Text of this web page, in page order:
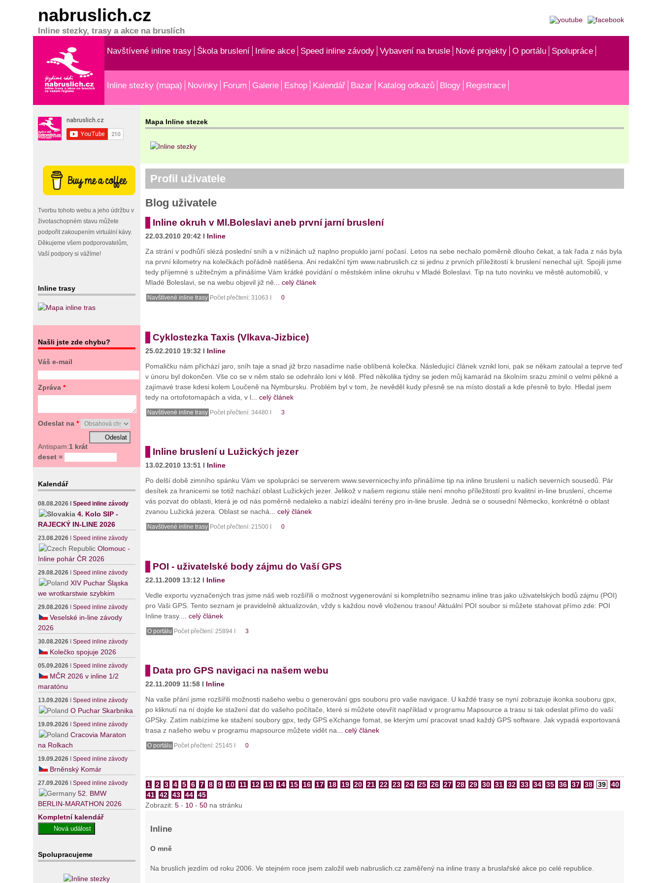
nabruslich.cz
Inline stezky, trasy a akce na bruslích
Navštívené inline trasy Škola bruslení Inline akce Speed inline závody Vybavení na brusle Nové projekty O portálu Spolupráce
Inline stezky (mapa) Novinky Forum Galerie Eshop Kalendář Bazar Katalog odkazů Blogy Registrace
Tvorbu tohoto webu a jeho údržbu v
životaschopném stavu můžete
podpořit zakoupením virtuální kávy.
Děkujeme všem podporovatelům,
Vaší podpory si vážíme!
Inline trasy
Našli jste zde chybu?
Váš e-mail
Zpráva*
Odeslat na*
Antispam:1 krát
deset =
Kalendář
08.08.2026 ISpeed inline závody
4. Kolo SIP -
RAJECKÝ IN-LINE 2026
23.08.2026 ISpeed inline závody
Olomouc -
Inline pohár ČR 2026
29.08.2026 ISpeed inline závody
XIV Puchar Śląska
we wrotkarstwie szybkim
29.08.2026 ISpeed inline závody
Veselské in-line závody
2026
30.08.2026 ISpeed inline závody
Kolečko spojuje 2026
05.09.2026 ISpeed inline závody
MČR 2026 v inline 1/2
maratónu
13.09.2026 ISpeed inline závody
O Puchar Skarbnika
19.09.2026 ISpeed inline závody
Cracovia Maraton
na Rolkach
19.09.2026 ISpeed inline závody
Brněnský Komár
27.09.2026 ISpeed inline závody
52. BMW
BERLIN-MARATHON 2026
Kompletní kalendář
Spolupracujeme
Mapa Inline stezek
Profil uživatele
Blog uživatele
Inline okruh v Ml.Boleslavi aneb první jarní bruslení
22.03.2010 20:42 I Inline
Za strání v podhůří slézá poslední sníh a v nížinách už naplno propuklo jarní počasí. Letos na sebe nechalo poměrně dlouho čekat, a tak řada z nás byla
na první kilometry na kolečkách pořádně natěšena. Ani redakční tým www.nabruslich.cz si jednu z prvních příležitostí k bruslení nenechal ujít. Spojili jsme
tedy příjemné s užitečným a přinášíme Vám krátké povídání o městském inline okruhu v Mladé Boleslavi. Tip na tuto novinku ve městě automobilů, v
Mladé Boleslavi, se na webu objevil již ně ... celý článek
Navštívené inline trasy Počet přečtení: 31063 I 0
Cyklostezka Taxis (Vlkava-Jizbice)
25.02.2010 19:32 I Inline
Pomaličku nám přichází jaro, sníh taje a snad již brzo nasadíme naše oblíbená kolečka. Následující článek vznikl loni, pak se někam zatoulal a teprve teď
v únoru byl dokončen. Vše co se v něm stalo se odehrálo loni v létě. Před několika týdny se jeden můj kamarád na školním srazu zmínil o velmi pěkné a
zajímavé trase kdesi kolem Loučeně na Nymbursku. Problém byl v tom, že nevěděl kudy přesně se na místo dostali a kde přesně to bylo. Hledal jsem
tedy na ortofotomapách a vida, v l... celý článek
Navštívené inline trasy Počet přečtení: 34480 I 3
Inline bruslení u Lužických jezer
13.02.2010 13:51 I Inline
Po delší době zimního spánku Vám ve spolupráci se serverem www.severnicechy.info přinášíme tip na inline bruslení u našich severních sousedů. Pár
desítek za hranicemi se totiž nachází oblast Lužických jezer. Jelikož v našem regionu stále není mnoho příležitostí pro kvalitní in-line bruslení, chceme
vás pozvat do oblasti, která je od nás poměrně nedaleko a nabízí ideální terény pro in-line brusle. Jedná se o sousední Německo, konkrétně o oblast
zvanou Lužická jezera. Oblast se nachá ... celý článek
Navštívené inline trasy Počet přečtení: 21500 I 0
POI - uživatelské body zájmu do Vaší GPS
22.11.2009 13:12 I Inline
Vedle exportu vyznačených tras jsme náš web rozšířili o možnost vygenerování si kompletního seznamu inline tras jako uživatelských bodů zájmu (POI)
pro Vaši GPS. Tento seznam je pravidelně aktualizován, vždy s každou nově vloženou trasou! Aktuální POI soubor si můžete stahovat přímo zde: POI
Inline trasy.
... celý článek
O portálu Počet přečtení: 25894 I 3
Data pro GPS navigaci na našem webu
22.11.2009 11:58 I Inline
Na vaše přání jsme rozšířili možnosti našeho webu o generování gps souboru pro vaše navigace. U každé trasy se nyní zobrazuje ikonka souboru gpx,
po kliknutí na ní dojde ke stažení dat do vašeho počítače, které si můžete otevřít například v programu Mapsource a trasu si tak odeslat přímo do vaší
GPSky. Zatím nabízíme ke stažení soubory gpx, tedy GPS eXchange fomat, se kterým umí pracovat snad každý GPS software. Jak vypadá exportovaná
trasa z našeho webu v programu mapsource můžete vidět na ... celý článek
O portálu Počet přečtení: 25145 I 0
1 2 3 4 5 6 7 8 9 10 11 12 13 14 15 16 17 18 19 20 21 22 23 24 25 26 27 28 29 30 31 32 33 34 35 36 37 38 39
40
41
42 43 44
45
Zobrazit: 5- 10- 50na stránku
Inline
O mně
Na bruslích jezdím od roku 2006. Ve stejném roce jsem založil web nabruslich.cz zaměřený na inline trasy a bruslařské akce po celé republice.